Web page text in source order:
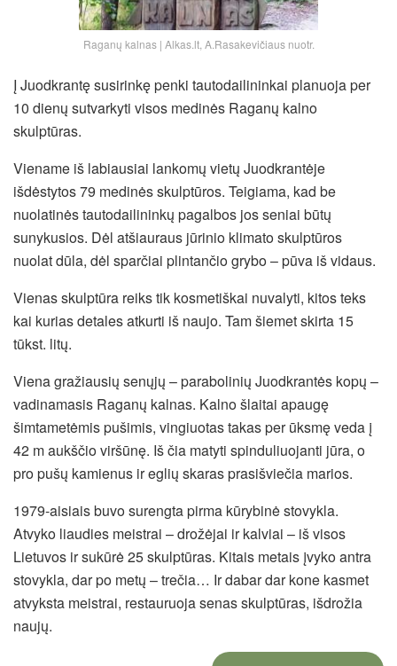
Raganų kalnas | Alkas.lt, A.Rasakevičiaus nuotr.
Į Juodkrantę susirinkę penki tautodailininkai planuoja per
10 dienų sutvarkyti visos medinės Raganų kalno
skulptūras.
Viename iš labiausiai lankomų vietų Juodkrantėje
išdėstytos 79 medinės skulptūros. Teigiama, kad be
nuolatinės tautodailininkų pagalbos jos seniai būtų
sunykusios. Dėl atšiauraus jūrinio klimato skulptūros
nuolat dūla, dėl sparčiai plintančio grybo – pūva iš vidaus.
Vienas skulptūra reiks tik kosmetiškai nuvalyti, kitos teks
kai kurias detales atkurti iš naujo. Tam šiemet skirta 15
tūkst. litų.
Viena gražiausių senųjų – parabolinių Juodkrantės kopų –
vadinamasis Raganų kalnas. Kalno šlaitai apaugę
šimtametėmis pušimis, vingiuotas takas per ūksmę veda į
42 m aukščio viršūnę. Iš čia matyti spinduliuojanti jūra, o
pro pušų kamienus ir eglių skaras prasišviečia marios.
1979-aisiais buvo surengta pirma kūrybinė stovykla.
Atvyko liaudies meistrai – drožėjai ir kalviai – iš visos
Lietuvos ir sukūrė 25 skulptūras. Kitais metais įvyko antra
stovykla, dar po metų – trečia… Ir dabar dar kone kasmet
atvyksta meistrai, restauruoja senas skulptūras, išdrožia
naujų.